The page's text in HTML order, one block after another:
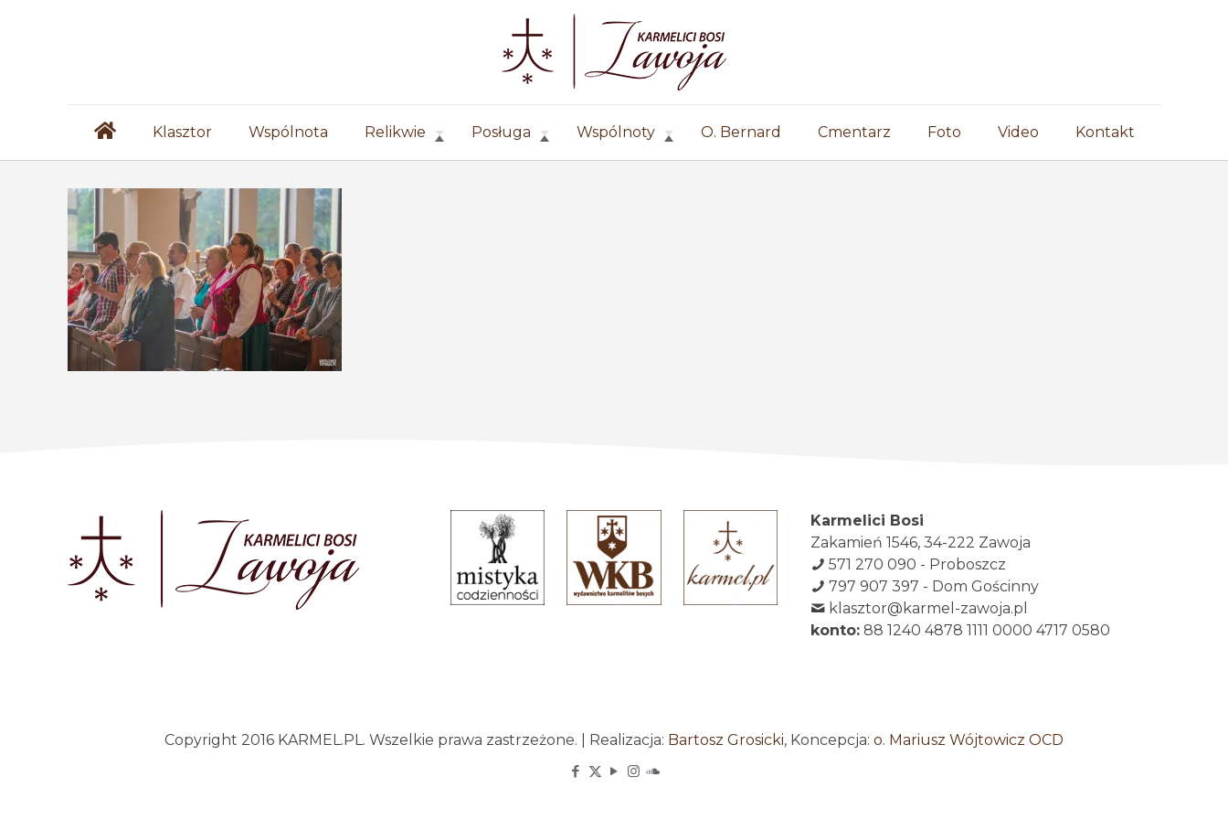
Klasztor Wspólnota Relikwie Posługa Wspólnoty O. Bernard Cmentarz Foto Video Kontakt
Karmelici Bosi
Zakamień 1546, 34-222 Zawoja
571 270 090 - Proboszcz
797 907 397 - Dom Gościnny
klasztor@karmel-zawoja.pl
konto: 88 1240 4878 1111 0000 4717 0580
Copyright 2016 KARMEL.PL. Wszelkie prawa zastrzeżone. | Realizacja: Bartosz Grosicki, Koncepcja: o. Mariusz Wójtowicz OCD